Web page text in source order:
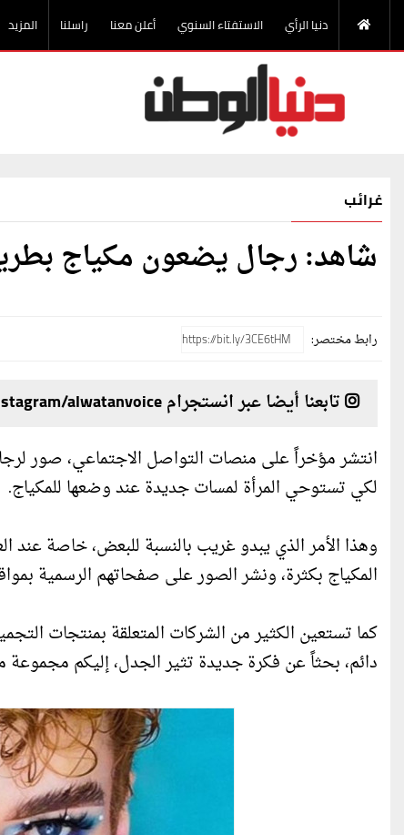
دنيا الرأي الاستفتاء السنوي أعلن معنا راسلنا المزيد
غرائب
شاهد: رجال يضعون مكياج
رابط مختصر:
تابعنا أيضا عبر انستجرام instagram/alwatanvoice
انتشر مؤخراً على منصات التواصل الاجتماعي، صور
لكي تستوحي المرأة لمسات جديدة عند وضعها للمكياج.
وهذا الأمر الذي يبدو غريب بالنسبة للبعض، خاصة عند
المكياج بكثرة، ونشر الصور على صفحاتهم الرسمية
كما تستعين الكثير من الشركات المتعلقة بمنتجات
دائم، بحثاً عن فكرة جديدة تثير الجدل، إليكم مجموعة